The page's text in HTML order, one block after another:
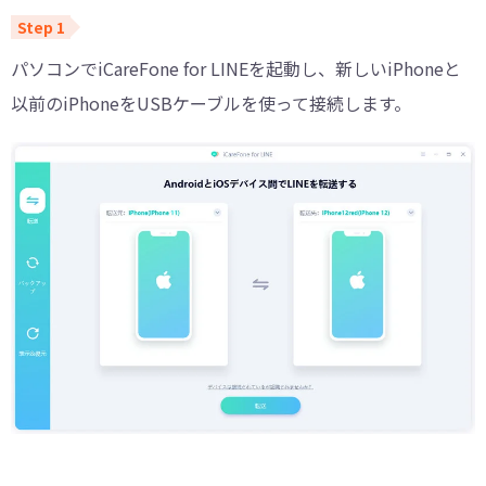
パソコンでiCareFone for LINEを起動し、新しいiPhoneと
以前のiPhoneをUSBケーブルを使って接続します。